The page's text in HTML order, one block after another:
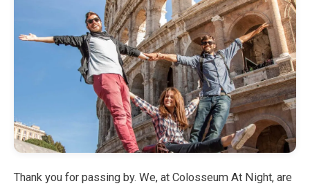
Thank you for passing by. We, at Colosseum At Night, are